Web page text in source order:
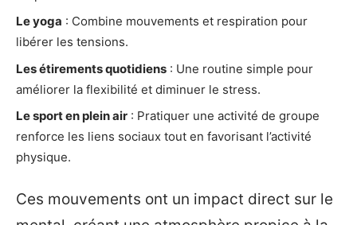
Le yoga : Combine mouvements et respiration pour
libérer les tensions.
Les étirements quotidiens : Une routine simple pour
améliorer la flexibilité et diminuer le stress.
Le sport en plein air : Pratiquer une activité de groupe
renforce les liens sociaux tout en favorisant l’activité
physique.
Ces mouvements ont un impact direct sur le